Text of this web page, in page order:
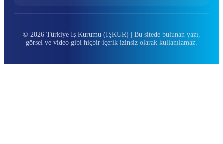
© 2026 Türkiye İş Kurumu (İŞKUR) | Bu sitede bulunan yazı,
görsel ve video gibi hiçbir içerik izinsiz olarak kullanılamaz.